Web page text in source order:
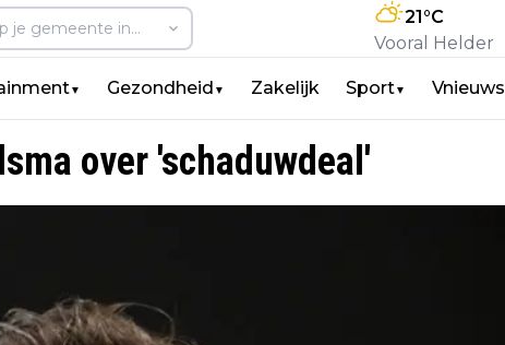
21°C
Vooral Helder
▼ Gezondheid ▼ Zakelijk Sport▼ Vnieuws
over 'schaduwdeal'